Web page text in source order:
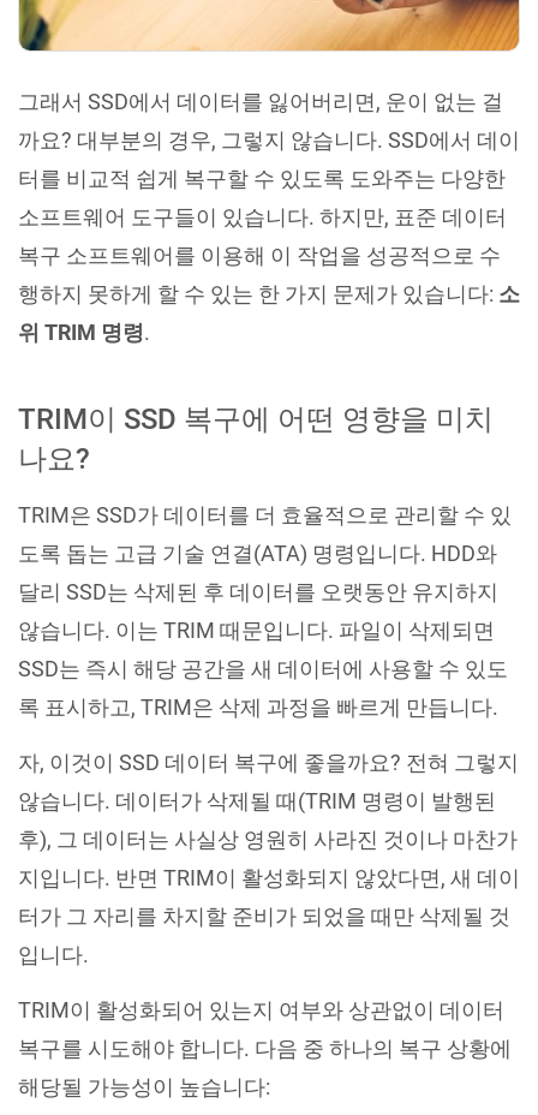
그래서 SSD에서 데이터를 잃어버리면, 운이 없는 걸
까요? 대부분의 경우, 그렇지 않습니다. SSD에서 데이
터를 비교적 쉽게 복구할 수 있도록 도와주는 다양한
소프트웨어 도구들이 있습니다. 하지만, 표준 데이터
복구 소프트웨어를 이용해 이 작업을 성공적으로 수
행하지 못하게 할 수 있는 한 가지 문제가 있습니다: 소
위 TRIM 명령.
TRIM이 SSD 복구에 어떤 영향을 미치
나요?
TRIM은 SSD가 데이터를 더 효율적으로 관리할 수 있
도록 돕는 고급 기술 연결(ATA) 명령입니다. HDD와
달리 SSD는 삭제된 후 데이터를 오랫동안 유지하지
않습니다. 이는 TRIM 때문입니다. 파일이 삭제되면
SSD는 즉시 해당 공간을 새 데이터에 사용할 수 있도
록 표시하고, TRIM은 삭제 과정을 빠르게 만듭니다.
자, 이것이 SSD 데이터 복구에 좋을까요? 전혀 그렇지
않습니다. 데이터가 삭제될 때(TRIM 명령이 발행된
후), 그 데이터는 사실상 영원히 사라진 것이나 마찬가
지입니다. 반면 TRIM이 활성화되지 않았다면, 새 데이
터가 그 자리를 차지할 준비가 되었을 때만 삭제될 것
입니다.
TRIM이 활성화되어 있는지 여부와 상관없이 데이터
복구를 시도해야 합니다. 다음 중 하나의 복구 상황에
해당될 가능성이 높습니다: